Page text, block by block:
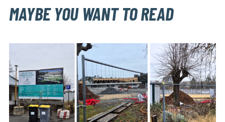
MAYBE YOU WANT TO READ